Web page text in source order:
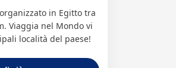
in Egitto tra
Viaggia nel Mondo vi
località del paese!